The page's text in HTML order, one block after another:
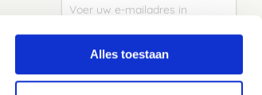
Alles toestaan
u
op
Elke week de beste acties en het laaste